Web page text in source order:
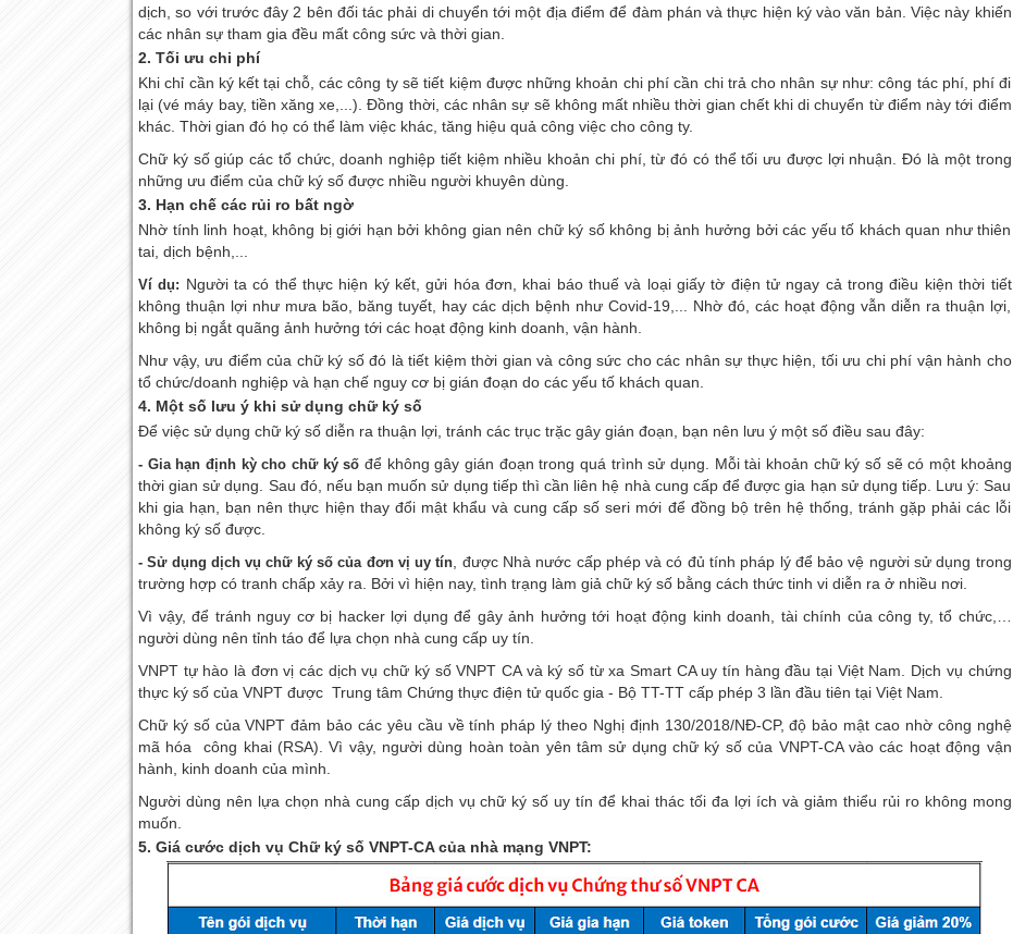
dịch, so với trước đây 2 bên đối tác phải di chuyển tới một địa điểm để đàm phán và thực hiện ký vào văn bản. Việc này khiến
các nhân sự tham gia đều mất công sức và thời gian.
2. Tối ưu chi phí
Khi chỉ cần ký kết tại chỗ, các công ty sẽ tiết kiệm được những khoản chi phí cần chi trả cho nhân sự như: công tác phí, phí đi
lại (vé máy bay, tiền xăng xe,...). Đồng thời, các nhân sự sẽ không mất nhiều thời gian chết khi di chuyển từ điểm này tới điểm
khác. Thời gian đó họ có thể làm việc khác, tăng hiệu quả công việc cho công ty.
Chữ ký số giúp các tổ chức, doanh nghiệp tiết kiệm nhiều khoản chi phí, từ đó có thể tối ưu được lợi nhuận. Đó là một trong
những ưu điểm của chữ ký số được nhiều người khuyên dùng.
3. Hạn chế các rủi ro bất ngờ
Nhờ tính linh hoạt, không bị giới hạn bởi không gian nên chữ ký số không bị ảnh hưởng bởi các yếu tố khách quan như thiên
tai, dịch bệnh,...
Ví dụ: Người ta có thể thực hiện ký kết, gửi hóa đơn, khai báo thuế và loại giấy tờ điện tử ngay cả trong điều kiện thời tiết
không thuận lợi như mưa bão, băng tuyết, hay các dịch bệnh như Covid-19,... Nhờ đó, các hoạt động vẫn diễn ra thuận lợi,
không bị ngắt quãng ảnh hưởng tới các hoạt động kinh doanh, vận hành.
Như vậy, ưu điểm của chữ ký số đó là tiết kiệm thời gian và công sức cho các nhân sự thực hiện, tối ưu chi phí vận hành cho
tổ chức/doanh nghiệp và hạn chế nguy cơ bị gián đoạn do các yếu tố khách quan.
4. Một số lưu ý khi sử dụng chữ ký số
Để việc sử dụng chữ ký số diễn ra thuận lợi, tránh các trục trặc gây gián đoạn, bạn nên lưu ý một số điều sau đây:
- Gia hạn định kỳ cho chữ ký số để không gây gián đoạn trong quá trình sử dụng. Mỗi tài khoản chữ ký số sẽ có một khoảng
thời gian sử dụng. Sau đó, nếu bạn muốn sử dụng tiếp thì cần liên hệ nhà cung cấp để được gia hạn sử dụng tiếp. Lưu ý: Sau
khi gia hạn, bạn nên thực hiện thay đổi mật khẩu và cung cấp số seri mới để đồng bộ trên hệ thống, tránh gặp phải các lỗi
không ký số được.
- Sử dụng dịch vụ chữ ký số của đơn vị uy tín , được Nhà nước cấp phép và có đủ tính pháp lý để bảo vệ người sử dụng trong
trường hợp có tranh chấp xảy ra. Bởi vì hiện nay, tình trạng làm giả chữ ký số bằng cách thức tinh vi diễn ra ở nhiều nơi.
Vì vậy, để tránh nguy cơ bị hacker lợi dụng để gây ảnh hưởng tới hoạt động kinh doanh, tài chính của công ty, tổ chức,…
người dùng nên tỉnh táo để lựa chọn nhà cung cấp uy tín.
VNPT tự hào là đơn vị các dịch vụ chữ ký số VNPT CA và ký số từ xa Smart CA uy tín hàng đầu tại Việt Nam. Dịch vụ chứng
thực ký số của VNPT được Trung tâm Chứng thực điện tử quốc gia - Bộ TT-TT cấp phép 3 lần đầu tiên tại Việt Nam.
Chữ ký số của VNPT đảm bảo các yêu cầu về tính pháp lý theo Nghị định 130/2018/NĐ-CP, độ bảo mật cao nhờ công nghệ
mã hóa công khai (RSA). Vì vậy, người dùng hoàn toàn yên tâm sử dụng chữ ký số của VNPT-CA vào các hoạt động vận
hành, kinh doanh của mình.
Người dùng nên lựa chọn nhà cung cấp dịch vụ chữ ký số uy tín để khai thác tối đa lợi ích và giảm thiểu rủi ro không mong
muốn.
5. Giá cước dịch vụ Chữ ký số VNPT-CA của nhà mạng VNPT: